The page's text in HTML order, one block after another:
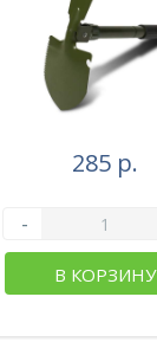
285 р.
-
В КОРЗИНУ